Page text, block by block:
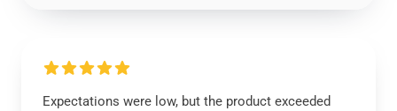
Expectations were low, but the product exceeded